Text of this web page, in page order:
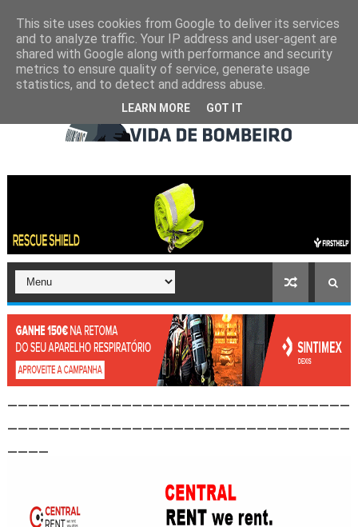
This site uses cookies from Google to deliver its services
and to analyze traffic. Your IP address and user-agent are
shared with Google along with performance and security
metrics to ensure quality of service, generate usage
statistics, and to detect and address abuse.
LEARN MORE GOT IT